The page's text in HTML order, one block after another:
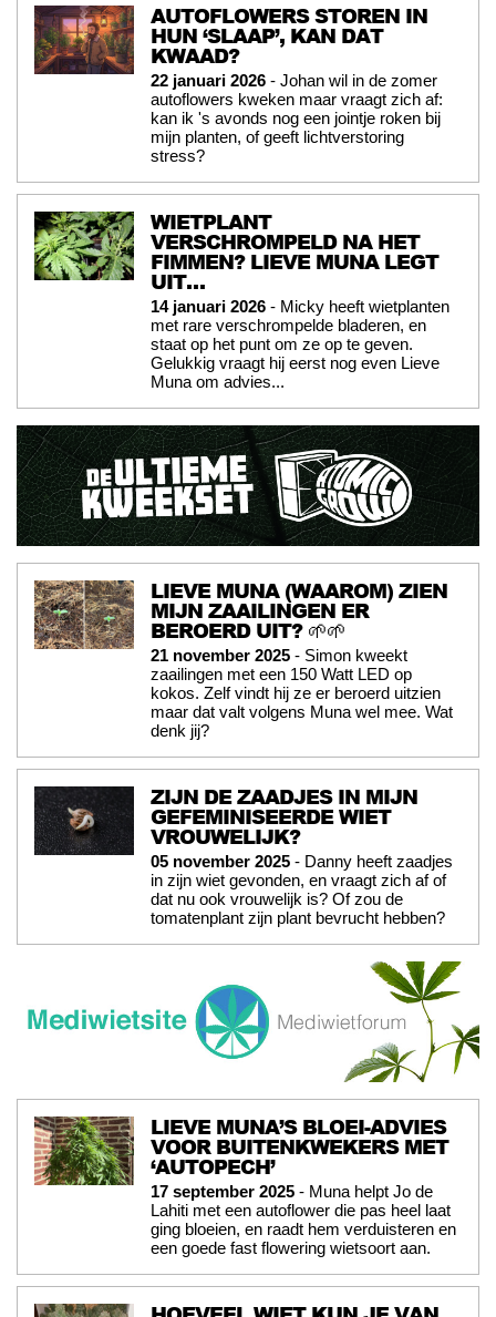
AUTOFLOWERS STOREN IN
HUN ‘SLAAP’, KAN DAT
KWAAD?
22 januari 2026 - Johan wil in de zomer
autoflowers kweken maar vraagt zich af:
kan ik 's avonds nog een jointje roken bij
mijn planten, of geeft lichtverstoring
stress?
WIETPLANT
VERSCHROMPELD NA HET
FIMMEN? LIEVE MUNA LEGT
UIT…
14 januari 2026 - Micky heeft wietplanten
met rare verschrompelde bladeren, en
staat op het punt om ze op te geven.
Gelukkig vraagt hij eerst nog even Lieve
Muna om advies...
LIEVE MUNA (WAAROM) ZIEN
MIJN ZAAILINGEN ER
BEROERD UIT? 🌱🌱
21 november 2025 - Simon kweekt
zaailingen met een 150 Watt LED op
kokos. Zelf vindt hij ze er beroerd uitzien
maar dat valt volgens Muna wel mee. Wat
denk jij?
ZIJN DE ZAADJES IN MIJN
GEFEMINISEERDE WIET
VROUWELIJK?
05 november 2025 - Danny heeft zaadjes
in zijn wiet gevonden, en vraagt zich af of
dat nu ook vrouwelijk is? Of zou de
tomatenplant zijn plant bevrucht hebben?
LIEVE MUNA’S BLOEI-ADVIES
VOOR BUITENKWEKERS MET
‘AUTOPECH’
17 september 2025 - Muna helpt Jo de
Lahiti met een autoflower die pas heel laat
ging bloeien, en raadt hem verduisteren en
een goede fast flowering wietsoort aan.